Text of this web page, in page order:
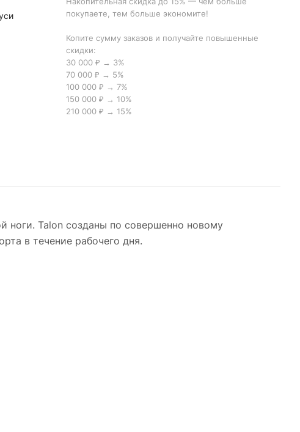
покупаете, тем больше экономите!
Копите сумму заказов и получайте повышенные
скидки:
30 000 ₽ → 3%
70 000 ₽ → 5%
100 000 ₽ → 7%
150 000 ₽ → 10%
210 000 ₽ → 15%
ноги. Talon созданы по совершенно новому
в течение рабочего дня.